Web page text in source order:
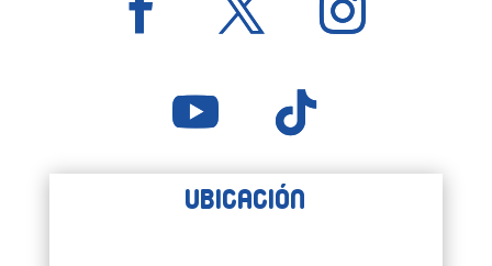
Ubicación